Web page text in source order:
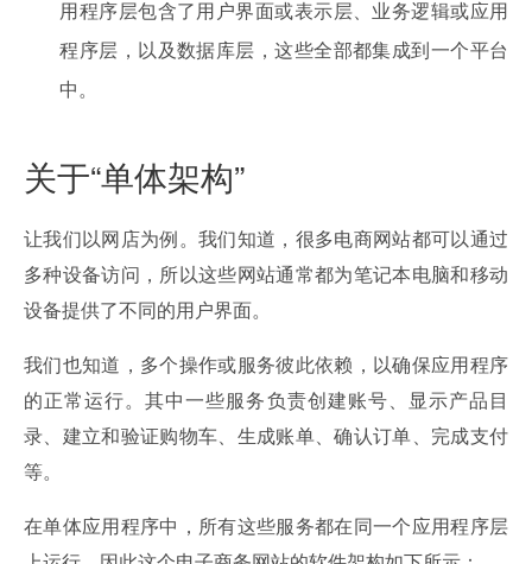
用程序层包含了用户界面或表示层、业务逻辑或应用
程序层，以及数据库层，这些全部都集成到一个平台
中。
关于“单体架构”
让我们以网店为例。我们知道，很多电商网站都可以通过
多种设备访问，所以这些网站通常都为笔记本电脑和移动
设备提供了不同的用户界面。
我们也知道，多个操作或服务彼此依赖，以确保应用程序
的正常运行。其中一些服务负责创建账号、显示产品目
录、建立和验证购物车、生成账单、确认订单、完成支付
等。
在单体应用程序中，所有这些服务都在同一个应用程序层